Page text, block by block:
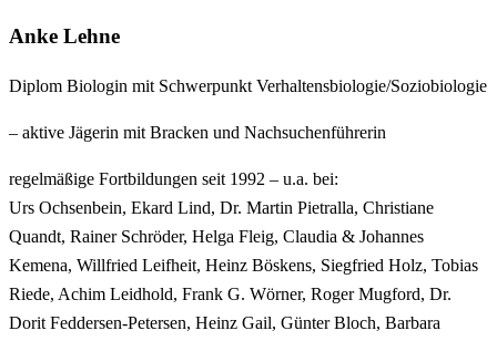
Anke Lehne
Diplom Biologin mit Schwerpunkt Verhaltensbiologie/Soziobiologie
– aktive Jägerin mit Bracken und Nachsuchenführerin
regelmäßige Fortbildungen seit 1992 – u.a. bei:
Urs Ochsenbein, Ekard Lind, Dr. Martin Pietralla, Christiane
Quandt, Rainer Schröder, Helga Fleig, Claudia & Johannes
Kemena, Willfried Leifheit, Heinz Böskens, Siegfried Holz, Tobias
Riede, Achim Leidhold, Frank G. Wörner, Roger Mugford, Dr.
Dorit Feddersen-Petersen, Heinz Gail, Günter Bloch, Barbara